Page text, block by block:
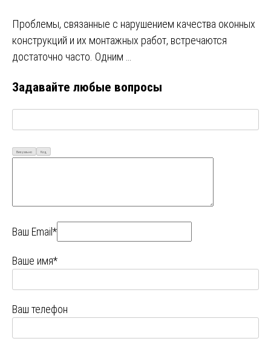
Проблемы, связанные с нарушением качества оконных
конструкций и их монтажных работ, встречаются
достаточно часто. Одним …
Задавайте любые вопросы
Визуально Код
Ваш Email*
Ваше имя*
Ваш телефон